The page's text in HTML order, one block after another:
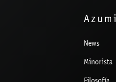
Azumi
News
Minorista